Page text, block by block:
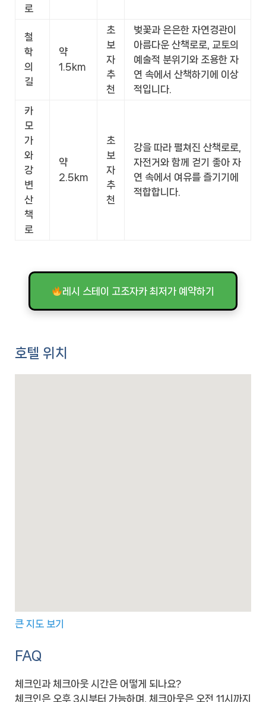
로
철
학
의
길
약
1.5km
초
보
자
추
천
벚꽃과 은은한 자연경관이
아름다운 산책로로, 교토의
예술적 분위기와 조용한 자
연 속에서 산책하기에 이상
적입니다.
카
모
가
와
강
변
산
책
로
약
2.5km
초
보
자
추
천
강을 따라 펼쳐진 산책로로,
자전거와 함께 걷기 좋아 자
연 속에서 여유를 즐기기에
적합합니다.
레시 스테이 고조자카 최저가 예약하기
호텔 위치
큰 지도 보기
FAQ
체크인과 체크아웃 시간은 어떻게 되나요?
체크인은 오후 3시부터 가능하며, 체크아웃은 오전 11시까지